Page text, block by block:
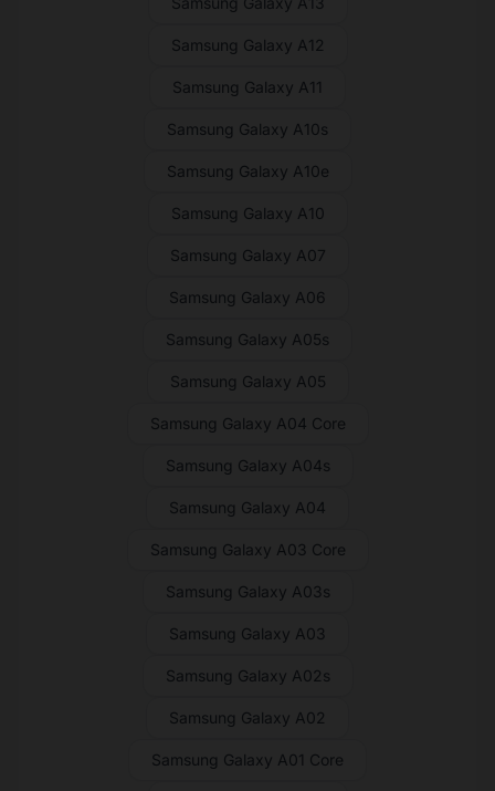
Samsung Galaxy A12
Samsung Galaxy A11
Samsung Galaxy A10s
Samsung Galaxy A10e
Samsung Galaxy A10
Samsung Galaxy A07
Samsung Galaxy A06
Samsung Galaxy A05s
Samsung Galaxy A05
Samsung Galaxy A04 Core
Samsung Galaxy A04s
Samsung Galaxy A04
Samsung Galaxy A03 Core
Samsung Galaxy A03s
Samsung Galaxy A03
Samsung Galaxy A02s
Samsung Galaxy A02
Samsung Galaxy A01 Core